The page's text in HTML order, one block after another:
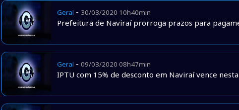
Geral - 30/03/2020 10h40min
Prefeitura de Naviraí prorroga prazos para
Geral - 09/03/2020 08h47min
IPTU com 15% de desconto em Naviraí vence